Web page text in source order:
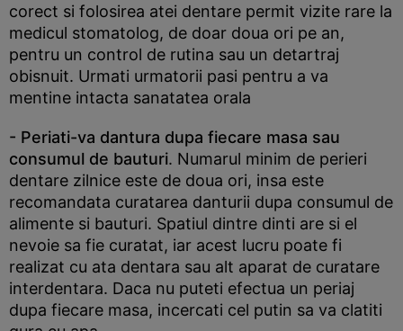
corect si folosirea atei dentare permit vizite rare la
medicul stomatolog, de doar doua ori pe an,
pentru un control de rutina sau un detartraj
obisnuit. Urmati urmatorii pasi pentru a va
mentine intacta sanatatea orala
- Periati-va dantura dupa fiecare masa sau
consumul de bauturi. Numarul minim de perieri
dentare zilnice este de doua ori, insa este
recomandata curatarea danturii dupa consumul de
alimente si bauturi. Spatiul dintre dinti are si el
nevoie sa fie curatat, iar acest lucru poate fi
realizat cu ata dentara sau alt aparat de curatare
interdentara. Daca nu puteti efectua un periaj
dupa fiecare masa, incercati cel putin sa va clatiti